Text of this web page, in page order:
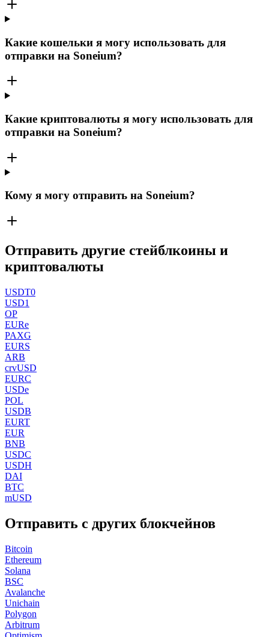
Какие кошельки я могу использовать для
отправки на Soneium?
Какие криптовалюты я могу использовать для
отправки на Soneium?
Кому я могу отправить на Soneium?
Отправить другие стейблкоины и
криптовалюты
USDT0
USD1
OP
EURe
PAXG
EURS
ARB
crvUSD
EURC
USDe
POL
USDB
EURT
EUR
BNB
USDC
USDH
DAI
BTC
mUSD
Отправить с других блокчейнов
Bitcoin
Ethereum
Solana
BSC
Avalanche
Unichain
Polygon
Arbitrum